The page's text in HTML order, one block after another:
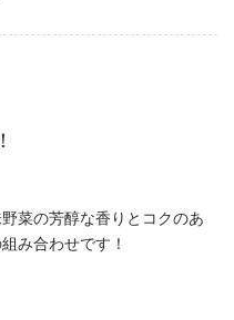
菜の芳醇な香りとコクのあ
み合わせです！